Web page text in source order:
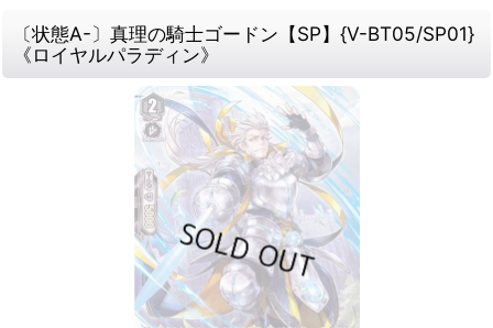
〔状態A-〕真理の騎士ゴードン【SP】{V-BT05/SP01}
《ロイヤルパラディン》